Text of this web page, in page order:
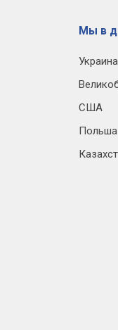
Мы в
Украина
США
Польша